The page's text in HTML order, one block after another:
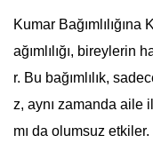
Kumar
ağımlılığı, bireylerin
r. Bu bağımlılık,
z, aynı zamanda aile
mı da olumsuz